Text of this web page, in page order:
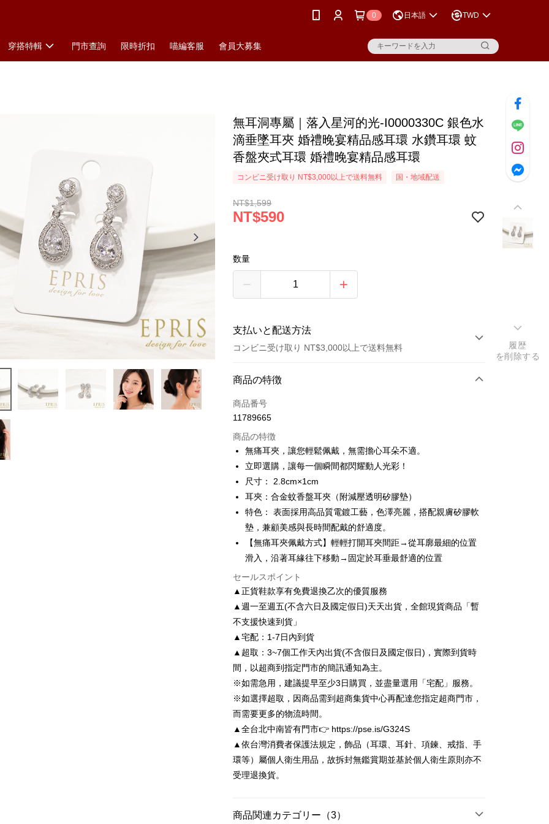
0 日本語 TWD
穿搭特輯 門市查詢 限時折扣 喵編客服 會員大募集
無耳洞專屬｜落入星河的光-I0000330C 銀色水
滴垂墜耳夾 婚禮晚宴精品感耳環 水鑽耳環 蚊
香盤夾式耳環 婚禮晚宴精品感耳環
コンビニ受け取り NT$3,000以上で送料無料 国・地域配送
NT$1,599
NT$590
数量
支払いと配送方法
コンビニ受け取り NT$3,000以上で送料無料
お支払い方法
クレジットカード1回払い
クレジットカード分割払い
3回払い、金利0、毎回
合作金庫商業銀行
第一商業銀行
華南商業銀行
上海商業儲蓄銀行
国泰世華商業銀行
兆豐國際商業銀行
台湾中小企業銀行
台中商業銀行
HSBC(台湾)商業銀行
華泰商業銀行
聯邦商業銀行
遠東国際商業銀行
元大商業銀行
永豐商業銀行
台新國際商業銀行
台湾楽天クレジットカード会社
6回払い、金利0、毎回NT$98
合作金庫商業銀行
華南商業銀行
彰化商業銀行
上海商業儲蓄銀行
台北富邦商業銀行
国泰世華商業銀行
兆豐國際商業銀行
台湾中小企業銀行
台中商業銀行
HSBC(台湾)商業銀行
華泰商業銀行
聯邦商業銀行
遠東国際商業銀行
玉山商業銀行
台新國際商業銀行
中国信託商業銀行
台湾楽天クレジットカード会社
LINE Pay
Apple Pay
JKOPAY
Easy Wallet
Google Pay
AFTEE代金後払い
説明
一、 AFTEE代金後払いについて
1.お支払い方法でAFTEE代金後払いを選択すると、携帯電話認証ウィン
2.SMSで認証してお支払い手続を進めてください。
3.注文するときのお支払いは不要です。商品はご指定の住所に配送されま
す。
4.ご注文が完了すると、携帯に支払い通知のSMSが届きます。アプリ会
員の場合は、AFTEE アプリプッシュ通知が届きます。
5.商品受け取り時のお支払いは不要です。商品を確かめてから、SMSま
たはアプリの通知に従って、4大コンビニ、またはATM/オンラインバンキ
ングでお支払いください。
代金納付期限は最短で 14 日以内ですので、ご注意ください。AFTEE ア
プリをダウンロードして AFTEE 会員になるとお支払い期限を最長 45 日
以内まで延長できます。
もとに計算されます。AFTEEで注文すると、商品を受け取るまで支払い
期限を延長できますが、商品を期限内に受け取れない場合があります
ATM払い
配送方法
付款後全家取貨
配送毎にNT$80、NT$3,000以上で送料無料
付款後7-11取貨
配送毎にNT$80、NT$3,000以上で送料無料
宅配
離島宅配
商品の特徴
商品番号
11789665
商品の特徴
無痛耳夾，讓您輕鬆佩戴，無需擔心耳朵不適。
立即選購，讓每一個瞬間都閃耀動人光彩！
尺寸： 2.8cm×1cm
耳夾：合金蚊香盤耳夾（附減壓透明矽膠墊）
特色： 表面採用高品質電鍍工藝，色澤亮麗，搭配親膚矽膠軟
墊，兼顧美感與長時間配戴的舒適度。
【無痛耳夾佩戴方式】輕輕打開耳夾間距→從耳廓最細的位置
滑入，沿著耳緣往下移動→固定於耳垂最舒適的位置
セールスポイント
▲正貨鞋款享有免費退換乙次的優質服務
▲週一至週五(不含六日及國定假日)天天出貨，全館現貨商品「暫
不支援快速到貨」
▲宅配：1-7日內到貨
▲超取：3~7個工作天內出貨(不含假日及國定假日)，實際到貨時
間，以超商到指定門市的簡訊通知為主。
※如需急用，建議提早至少3日購買，並盡量選用「宅配」服務。
※如選擇超取，因商品需到超商集貨中心再配達您指定超商門市，
而需要更多的物流時間。
▲全台北中南皆有門市👉 https://pse.is/G324S
▲依台灣消費者保護法規定，飾品（耳環、耳針、項鍊、戒指、手
環等）屬個人衛生用品，故拆封無鑑賞期並基於個人衛生原則亦不
受理退換貨。
商品関連カテゴリー（3）
履歴
を削除する